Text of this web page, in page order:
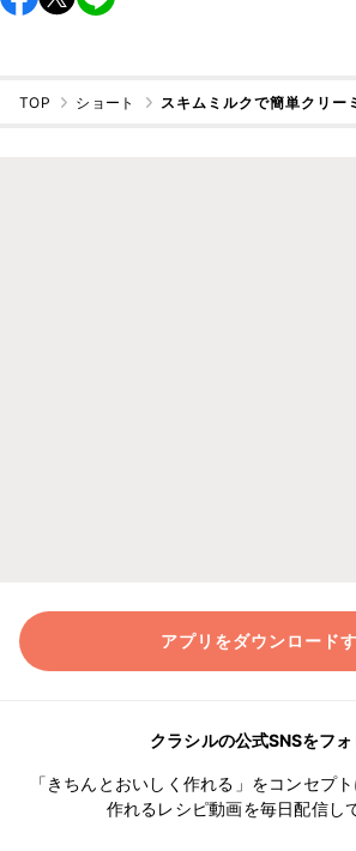
TOP ショート スキムミルクで簡単クリー
アプリをダウンロード
クラシルの公式SNSをフ
「きちんとおいしく作れる」をコンセプ
作れるレシピ動画を毎日配信し